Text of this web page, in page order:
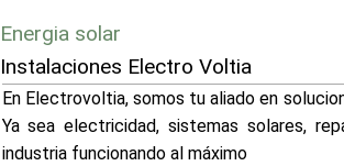
Energia solar
Instalaciones Electro Voltia
En Electrovoltia, somos tu aliado en
Ya sea electricidad, sistemas solares,
industria funcionando al máximo